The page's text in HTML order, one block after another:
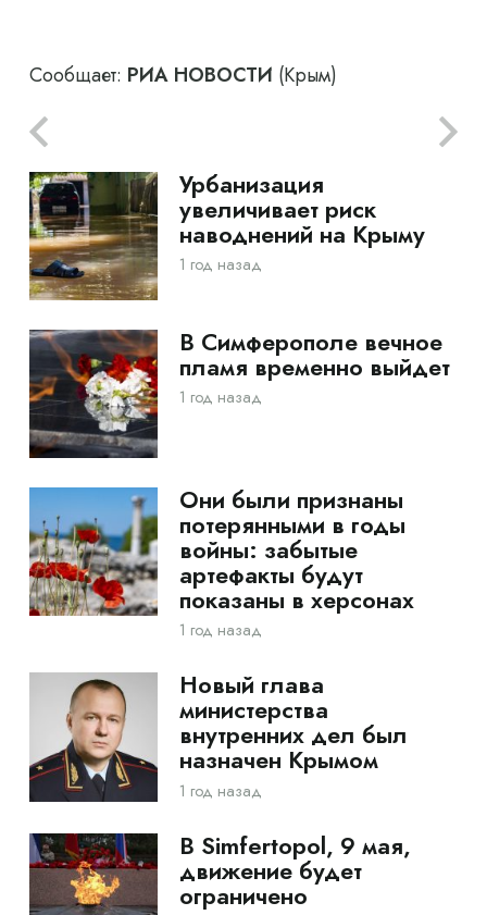
Сообщает: РИА НОВОСТИ (Крым)
Урбанизация
увеличивает риск
наводнений на Крыму
1 год назад
В Симферополе вечное
пламя временно выйдет
1 год назад
Они были признаны
потерянными в годы
войны: забытые
артефакты будут
показаны в херсонах
1 год назад
Новый глава
министерства
внутренних дел был
назначен Крымом
1 год назад
В Simfertopol, 9 мая,
движение будет
ограничено